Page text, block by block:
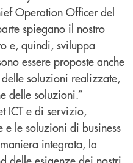
Operation Officer del
spiegano il nostro
e, quindi, sviluppa
essere proposte anche
soluzioni realizzate,
delle soluzioni.”
ICT e di servizio,
le soluzioni di business
integrata, la